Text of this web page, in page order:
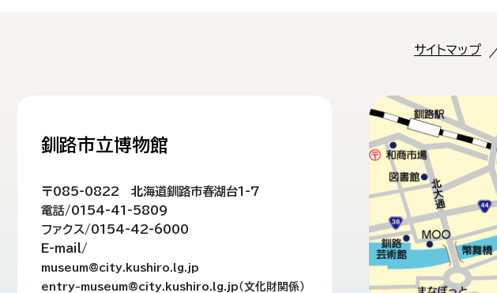
サイトマップ
釧路市立博物館
〒085-0822 北海道釧路市春湖台1-7
電話/0154-41-5809
ファクス/0154-42-6000
E-mail/
museum@city.kushiro.lg.jp
entry-museum@city.kushiro.lg.jp（文化財関係）